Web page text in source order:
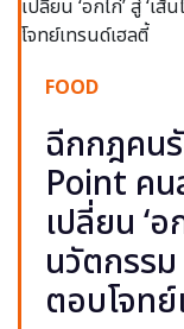
FOOD
ฉีกกฎคน
Point คน
เปลี่ยน ‘อ
นวัตกรร
ตอบโจท